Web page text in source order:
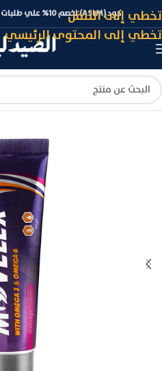
تخطي إلى التنقل
تخطي إلى المحتوى الرئيسي
كود (ASLM) لخصم 10% علي طلبات الجملة الأعلي من 7000 جنيه